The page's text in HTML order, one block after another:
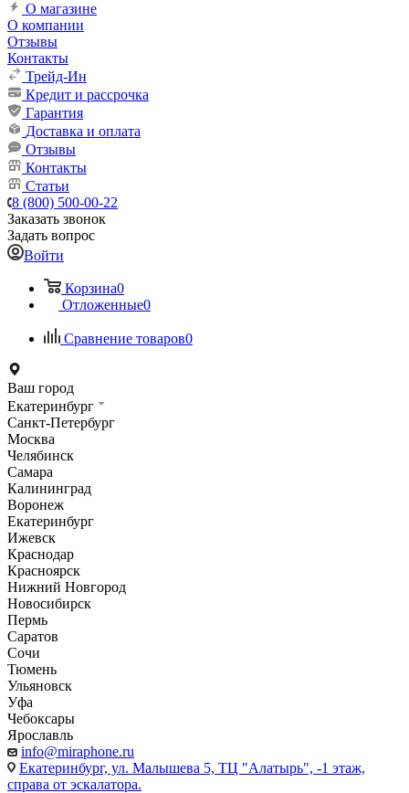
О магазине
О компании
Отзывы
Контакты
Трейд-Ин
Кредит и рассрочка
Гарантия
Доставка и оплата
Отзывы
Контакты
Статьи
8 (800) 500-00-22
Заказать звонок
Задать вопрос
Войти
Корзина0
Отложенные0
Сравнение товаров0
Ваш город
Екатеринбург
Санкт-Петербург
Москва
Челябинск
Самара
Калининград
Воронеж
Екатеринбург
Ижевск
Краснодар
Красноярск
Нижний Новгород
Новосибирск
Пермь
Саратов
Сочи
Тюмень
Ульяновск
Уфа
Чебоксары
Ярославль
info@miraphone.ru
Екатеринбург, ул. Малышева 5, ТЦ "Алатырь", -1 этаж,
справа от эскалатора.